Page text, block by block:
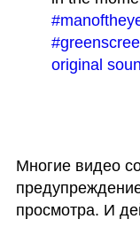
original
Многие видео
просмотра. И